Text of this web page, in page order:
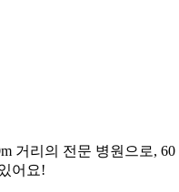
거리의 전문 병원으로, 60
어요!